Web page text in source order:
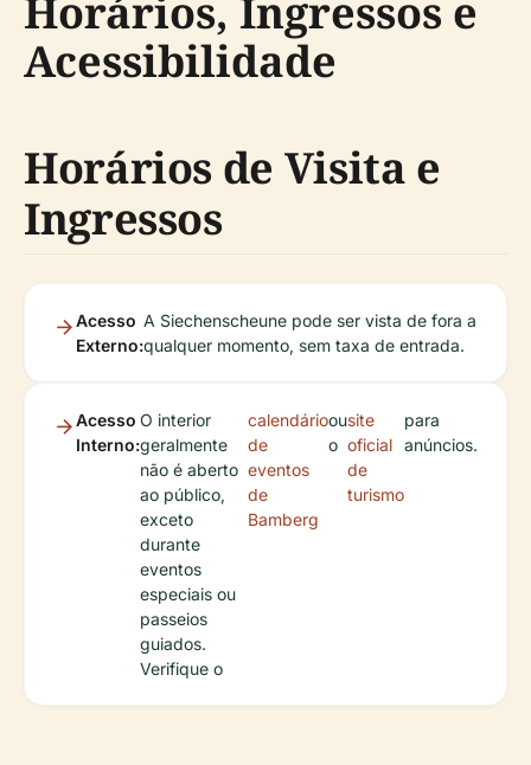
Horários, Ingressos e
Acessibilidade
Horários de Visita e
Ingressos
Acesso
Externo:
A Siechenscheune pode ser vista de fora a
qualquer momento, sem taxa de entrada.
Acesso
Interno:
O interior
geralmente
não é aberto
ao público,
exceto
durante
eventos
especiais ou
passeios
guiados.
Verifique o
calendário
de
eventos
de
Bamberg
ou
o
site
oficial
de
turismo
para
anúncios.